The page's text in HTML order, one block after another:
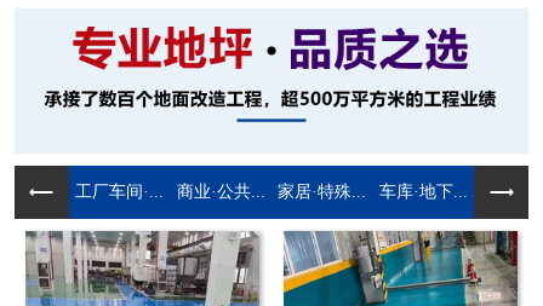
工厂车间·... 商业·公共... 家居·特殊... 车库·地下...